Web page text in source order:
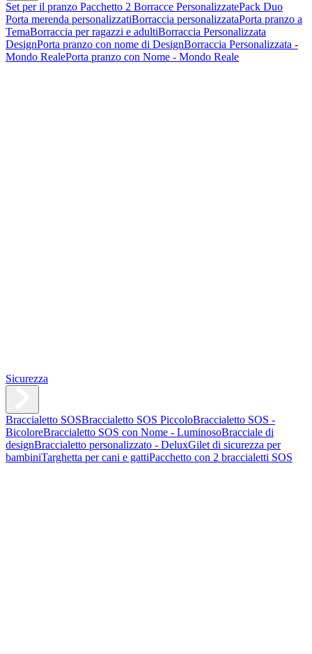
Set per il pranzo Pacchetto 2 Borracce PersonalizzatePack Duo
Porta merenda personalizzatiBorraccia personalizzataPorta pranzo a
TemaBorraccia per ragazzi e adultiBorraccia Personalizzata
DesignPorta pranzo con nome di DesignBorraccia Personalizzata -
Mondo RealePorta pranzo con Nome - Mondo Reale
Sicurezza
Braccialetto SOSBraccialetto SOS PiccoloBraccialetto SOS -
BicoloreBraccialetto SOS con Nome - LuminosoBracciale di
designBraccialetto personalizzato - DeluxGilet di sicurezza per
bambiniTarghetta per cani e gattiPacchetto con 2 braccialetti SOS